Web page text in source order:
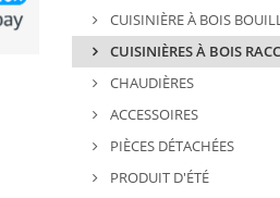
CUISINIÈRE À BOIS
CUISINIÈRES À BOIS
CHAUDIÈRES
ACCESSOIRES
PIÈCES DÉTACHÉES
PRODUIT D'ÉTÉ